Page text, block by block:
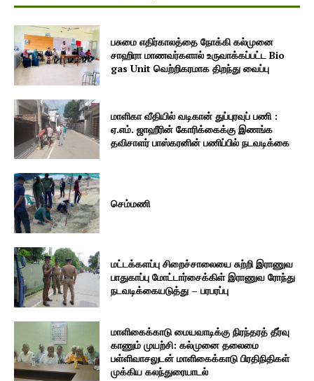
பசுமை எதிர்காலத்தை நோக்கி கல்முனை
சாஹிரா மாணவர்களால் உருவாக்கப்பட்ட Bio
gas Unit வெற்றிகரமாக திறந்து வைப்பு
மாளிகா வீதியில் வடிகான் துப்புரவுப் பணி :
ஏ.எம். ஜாஹீரின் கோரிக்கைக்கு இணங்க
தவிசாளர் பாஸ்கரனின் பணிப்பில் நடவடிக்கை
செம்மணி
மட்டக்களப்பு சிறைச்சாலையை சுற்றி இராணுவ
பாதுகாப்பு மோட்டார்சைக்கிள் இராணுவ ரோந்து
நடவடிக்கையடுத்து – பரபரப்பு
மாளிகைக்காடு மையவாடிக்கு நிரந்தரத் தீர்வு
காணும் முயற்சி: கல்முனை தலைமை
பள்ளிவாசலுடன் மாளிகைக்காடு பிரதிநிதிகள்
முக்கிய கலந்துரையாடல்